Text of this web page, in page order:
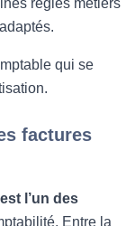
qui se
factures
l’un des
Entre la